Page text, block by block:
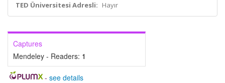
TED Üniversitesi Adresli: Hayır
Captures
Mendeley - Readers: 1
- see details